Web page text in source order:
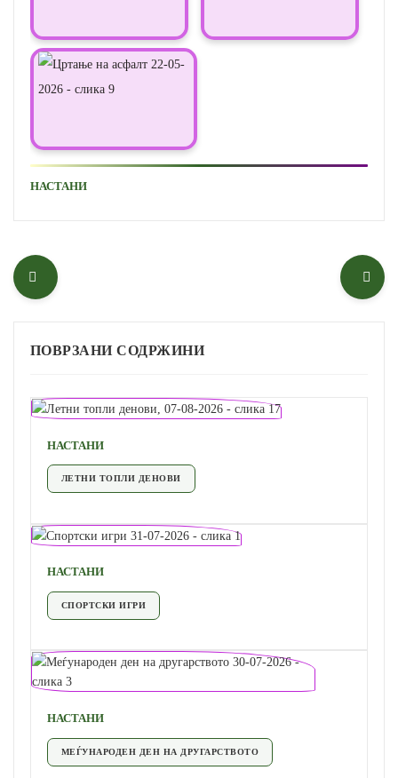
НАСТАНИ
ПОВРЗАНИ СОДРЖИНИ
НАСТАНИ
ЛЕТНИ ТОПЛИ ДЕНОВИ
НАСТАНИ
СПОРТСКИ ИГРИ
НАСТАНИ
МЕЃУНАРОДЕН ДЕН НА ДРУГАРСТВОТО